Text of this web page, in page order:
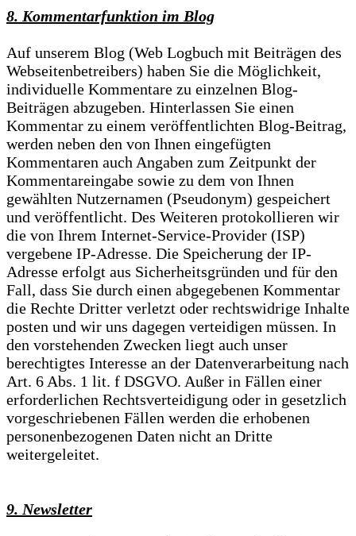
8. Kommentarfunktion im Blog
Auf unserem Blog (Web Logbuch mit Beiträgen des
Webseitenbetreibers) haben Sie die Möglichkeit,
individuelle Kommentare zu einzelnen Blog-
Beiträgen abzugeben. Hinterlassen Sie einen
Kommentar zu einem veröffentlichten Blog-Beitrag,
werden neben den von Ihnen eingefügten
Kommentaren auch Angaben zum Zeitpunkt der
Kommentareingabe sowie zu dem von Ihnen
gewählten Nutzernamen (Pseudonym) gespeichert
und veröffentlicht. Des Weiteren protokollieren wir
die von Ihrem Internet-Service-Provider (ISP)
vergebene IP-Adresse. Die Speicherung der IP-
Adresse erfolgt aus Sicherheitsgründen und für den
Fall, dass Sie durch einen abgegebenen Kommentar
die Rechte Dritter verletzt oder rechtswidrige Inhalte
posten und wir uns dagegen verteidigen müssen. In
den vorstehenden Zwecken liegt auch unser
berechtigtes Interesse an der Datenverarbeitung nach
Art. 6 Abs. 1 lit. f DSGVO. Außer in Fällen einer
erforderlichen Rechtsverteidigung oder in gesetzlich
vorgeschriebenen Fällen werden die erhobenen
personenbezogenen Daten nicht an Dritte
weitergeleitet.
9. Newsletter